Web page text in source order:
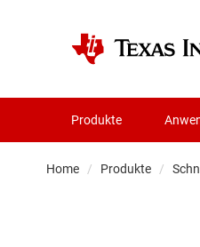
Produkte
Home / Produkte /